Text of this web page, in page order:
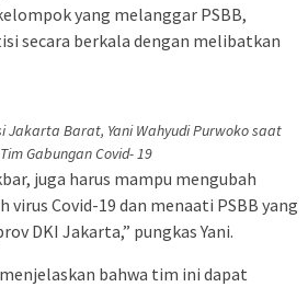
yang melanggar PSBB,
secara berkala dengan melibatkan
Jakarta Barat, Yani Wahyudi Purwoko saat
Gabungan Covid- 19
juga harus mampu mengubah
virus Covid-19 dan menaati PSBB yang
DKI Jakarta,” pungkas Yani.
bahwa tim ini dapat